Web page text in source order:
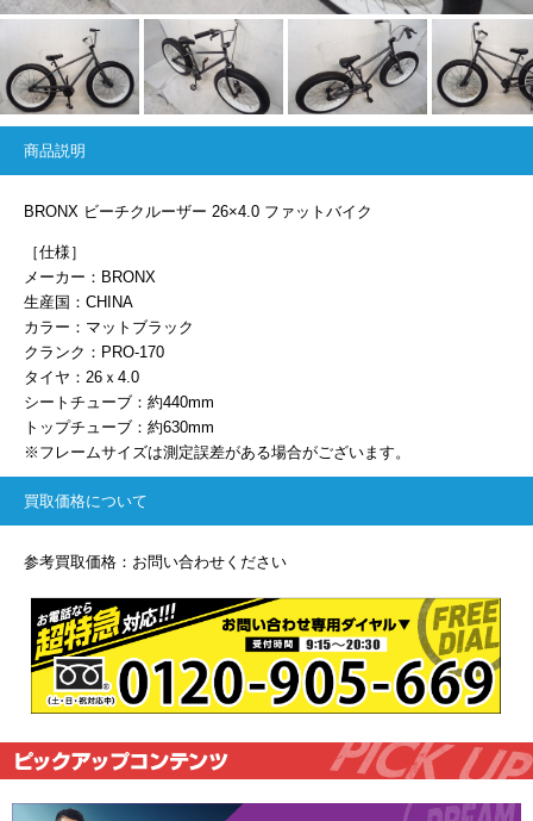
商品説明
BRONX ビーチクルーザー 26×4.0 ファットバイク
［仕様］
メーカー：BRONX
生産国：CHINA
カラー：マットブラック
クランク：PRO-170
タイヤ：26ｘ4.0
シートチューブ：約440mm
トップチューブ：約630mm
※フレームサイズは測定誤差がある場合がございます。
買取価格について
参考買取価格：お問い合わせください